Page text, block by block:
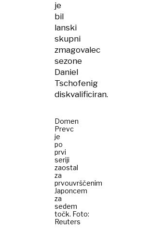
je
bil
lanski
skupni
zmagovalec
sezone
Daniel
Tschofenig
diskvalificiran.
Domen
Prevc
je
po
prvi
seriji
zaostal
za
prvouvrščenim
Japoncem
za
sedem
točk. Foto:
Reuters